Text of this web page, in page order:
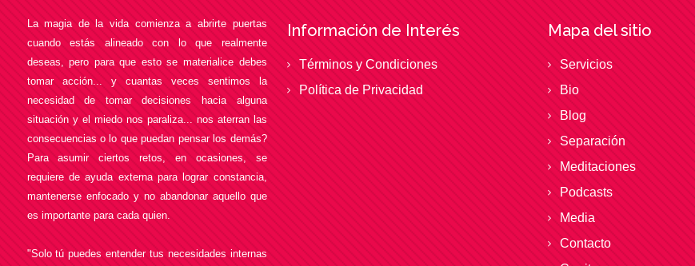
La magia de la vida comienza a abrirte puertas
cuando estás alineado con lo que realmente
deseas, pero para que esto se materialice debes
tomar acción... y cuantas veces sentimos la
necesidad de tomar decisiones hacia alguna
situación y el miedo nos paraliza... nos aterran las
consecuencias o lo que puedan pensar los demás?
Para asumir ciertos retos, en ocasiones, se
requiere de ayuda externa para lograr constancia,
mantenerse enfocado y no abandonar aquello que
es importante para cada quien.
"Solo tú puedes entender tus necesidades internas
Información de Interés
Términos y Condiciones
Política de Privacidad
Mapa del sitio
Servicios
Bio
Blog
Separación
Meditaciones
Podcasts
Media
Contacto